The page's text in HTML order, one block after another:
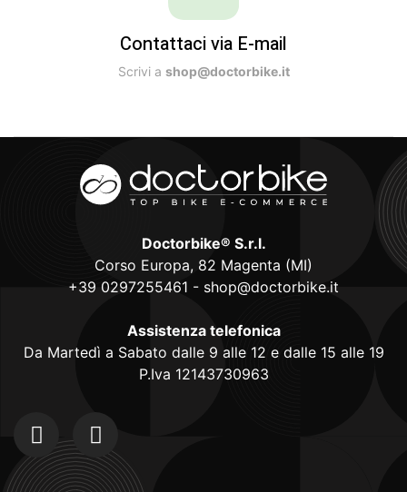
Contattaci via E-mail
Scrivi a shop@doctorbike.it
Doctorbike® S.r.l.
Corso Europa, 82 Magenta (MI)
+39 0297255461 - shop@doctorbike.it
Assistenza telefonica
Da Martedì a Sabato dalle 9 alle 12 e dalle 15 alle 19
P.Iva 12143730963